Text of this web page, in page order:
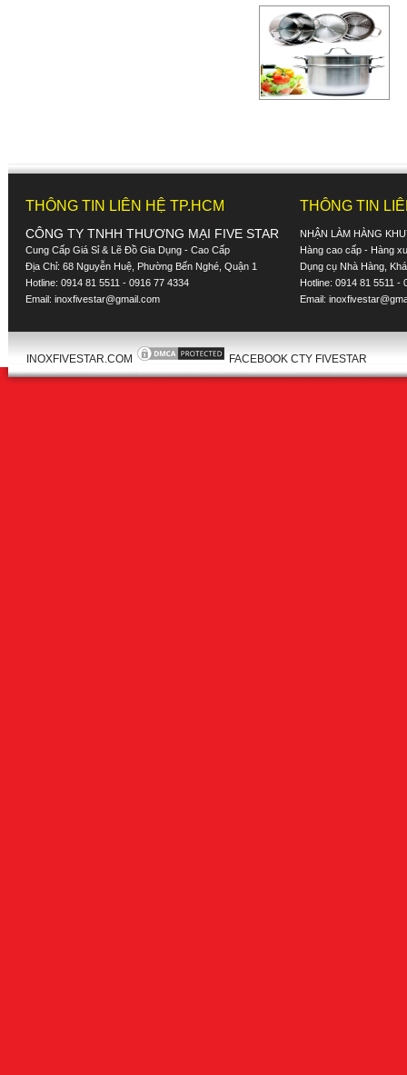
THÔNG TIN LIÊN HỆ TP.HCM
CÔNG TY TNHH THƯƠNG MẠI FIVE STAR
Cung Cấp Giá Sỉ & Lẽ Đồ Gia Dụng - Cao Cấp
Địa Chỉ: 68 Nguyễn Huệ, Phường Bến Nghé, Quận 1
Hotline: 0914 81 5511 - 0916 77 4334
Email: inoxfivestar@gmail.com
THÔNG TIN
NHẬN LÀM HÀNG
Hàng cao cấp - Hàng
Dụng cụ Nhà Hàng,
Hotline: 0914 81 5511 -
Email:
INOXFIVESTAR.COM FACEBOOK CTY FIVESTAR